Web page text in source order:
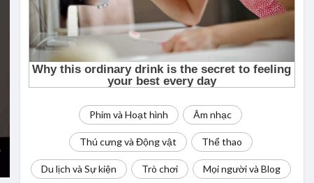
Phim và Hoạt hình Âm nhạc
Thú cưng và Động vật Thể thao
Du lịch và Sự kiện Trò chơi Mọi người và Blog